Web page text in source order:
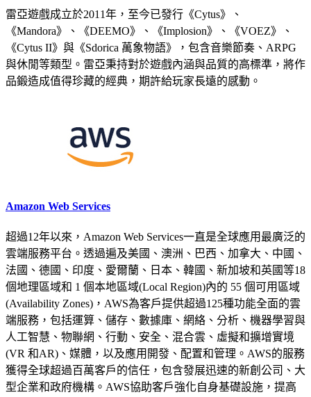
雷亞遊戲成立於2011年，至今已發行《Cytus》、
《Mandora》、《DEEMO》、《Implosion》、《VOEZ》、
《Cytus II》與《Sdorica 萬象物語》，包含音樂節奏、ARPG
與休閒等類型。雷亞秉持對於遊戲內涵與品質的高標準，將作
品鍛造成值得珍藏的經典，期許給玩家長遠的感動。
Amazon Web Services
超過12年以來，Amazon Web Services一直是全球應用最廣泛的
雲端服務平台。透過遍及美國、澳洲、巴西、加拿大、中國、
法國、德國、印度、愛爾蘭、日本、韓國、新加坡和英國等18
個地理區域和 1 個本地區域(Local Region)內的 55 個可用區域
(Availability Zones)，AWS為客戶提供超過125種功能全面的雲
端服務，包括運算、儲存、數據庫、網絡、分析、機器學習與
人工智慧、物聯網、行動、安全、混合雲、虛擬和擴增實境
(VR 和AR)、媒體，以及應用開發、配置和管理。AWS的服務
獲得全球超過百萬客戶的信任，包含發展迅速的新創公司、大
型企業和政府機構。AWS協助客戶強化自身基礎設施，提高